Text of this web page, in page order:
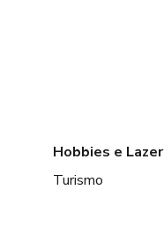
Hobbies e Lazer
Turismo